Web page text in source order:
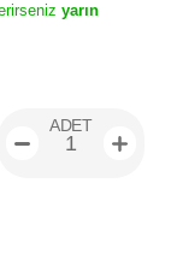
yarın
ADET